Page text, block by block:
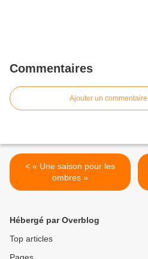
Commentaires
Ajouter un commentaire
< « Une saison pour les
ombres »
Hébergé par Overblog
Top articles